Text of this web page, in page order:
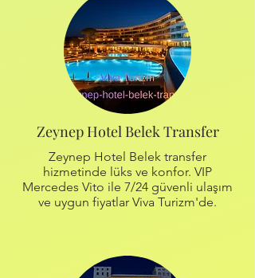
Zeynep Hotel Belek Transfer
Zeynep Hotel Belek transfer
hizmetinde lüks ve konfor. VIP
Mercedes Vito ile 7/24 güvenli ulaşım
ve uygun fiyatlar Viva Turizm'de.